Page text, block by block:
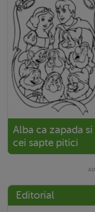
Alba ca zapada si
cei sapte pitici
Editorial